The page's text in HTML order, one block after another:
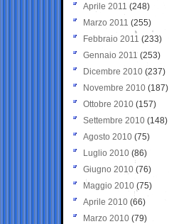
Aprile 2011 (248)
Marzo 2011 (255)
Febbraio 2011 (233)
Gennaio 2011 (253)
Dicembre 2010 (237)
Novembre 2010 (187)
Ottobre 2010 (157)
Settembre 2010 (148)
Agosto 2010 (75)
Luglio 2010 (86)
Giugno 2010 (76)
Maggio 2010 (75)
Aprile 2010 (66)
Marzo 2010 (79)